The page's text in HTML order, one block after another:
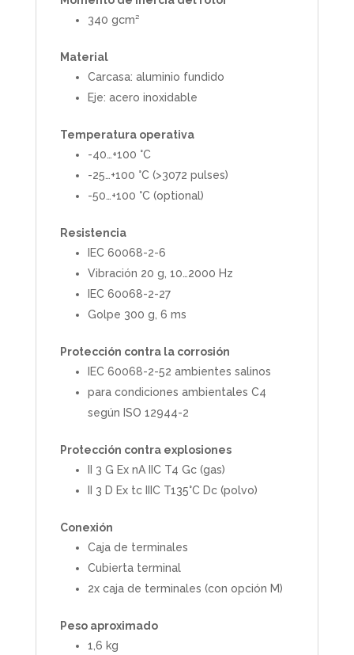
340 gcm²
Material
Carcasa: aluminio fundido
Eje: acero inoxidable
Temperatura operativa
-40…+100 °C
-25…+100 °C (>3072 pulses)
-50…+100 °C (optional)
Resistencia
IEC 60068-2-6
Vibración 20 g, 10…2000 Hz
IEC 60068-2-27
Golpe 300 g, 6 ms
Protección contra la corrosión
IEC 60068-2-52 ambientes salinos
para condiciones ambientales C4
según ISO 12944-2
Protección contra explosiones
II 3 G Ex nA IIC T4 Gc (gas)
II 3 D Ex tc IIIC T135°C Dc (polvo)
Conexión
Caja de terminales
Cubierta terminal
2x caja de terminales (con opción M)
Peso aproximado
1,6 kg